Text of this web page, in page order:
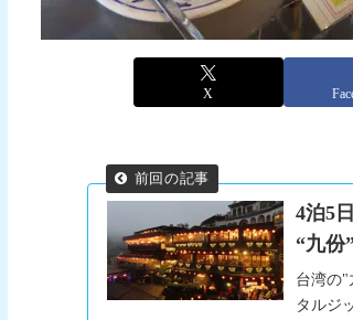
X
4泊5
“九份
台湾の"
タルジ